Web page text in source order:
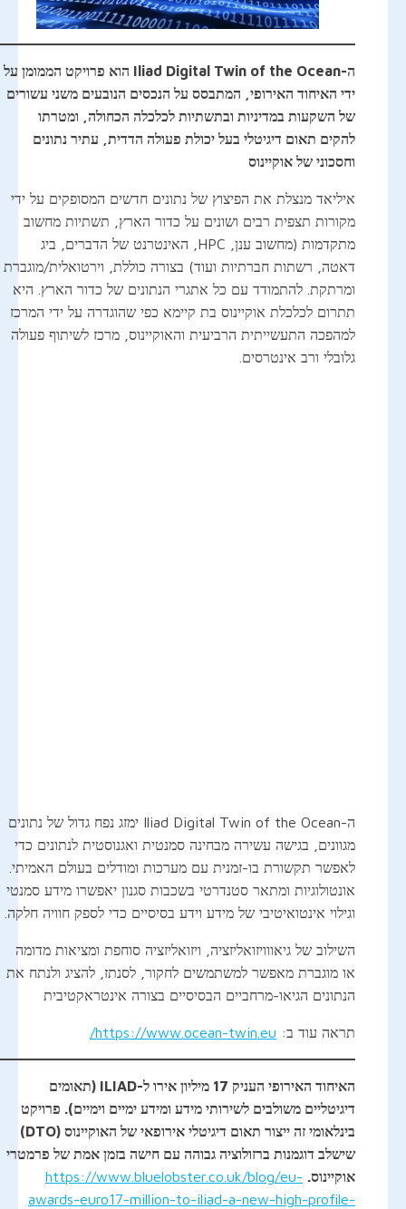
ה-Iliad Digital Twin of the Ocean הוא פרויקט הממומן על
ידי האיחוד האירופי, המתבסס על הנכסים הנובעים משני עשורים
של השקעות במדיניות ובתשתיות לכלכלה הכחולה, ומטרתו
להקים תאום דיגיטלי בעל יכולת פעולה הדדית, עתיר נתונים
וחסכוני של אוקיינוס
איליאד מנצלת את הפיצוץ של נתונים חדשים המסופקים על ידי
מקורות תצפית רבים ושונים על כדור הארץ, תשתיות מחשוב
מתקדמות (מחשוב ענן, HPC, האינטרנט של הדברים, ביג
דאטה, רשתות חברתיות ועוד) בצורה כוללת, וירטואלית/מוגברת
ומרתקת. להתמודד עם כל אתגרי הנתונים של כדור הארץ. היא
תתרום לכלכלת אוקיינוס בת קיימא כפי שהוגדרה על ידי המרכז
למהפכה התעשייתית הרביעית והאוקיינוס, מרכז לשיתוף פעולה
גלובלי ורב אינטרסים.
ה-Iliad Digital Twin of the Ocean ימזג נפח גדול של נתונים
מגוונים, בגישה עשירה מבחינה סמנטית ואגנוסטית לנתונים כדי
לאפשר תקשורת בו-זמנית עם מערכות ומודלים בעולם האמיתי.
אונטולוגיות ומתאר סטנדרטי בשכבות סגנון יאפשרו מידע סמנטי
וגילוי אינטואיטיבי של מידע וידע בסיסיים כדי לספק חוויה חלקה.
השילוב של גיאווויזואליזציה, ויזואליזציה סוחפת ומציאות מדומה
או מוגברת מאפשר למשתמשים לחקור, לסנתז, להציג ולנתח את
הנתונים הגיאו-מרחביים הבסיסיים בצורה אינטראקטיבית
תראה עוד ב: https://www.ocean-twin.eu/
האיחוד האירופי העניק 17 מיליון אירו ל-ILIAD (תאומים
דיגיטליים משולבים לשירותי מידע ומידע ימיים וימיים). פרויקט
בינלאומי זה ייצור תאום דיגיטלי אירופאי של האוקיינוס (DTO)
שישלב דוגמנות ברזולוציה גבוהה עם חישה בזמן אמת של פרמטרי
אוקיינוס. https://www.bluelobster.co.uk/blog/eu-
awards-euro17-million-to-iliad-a-new-high-profile-